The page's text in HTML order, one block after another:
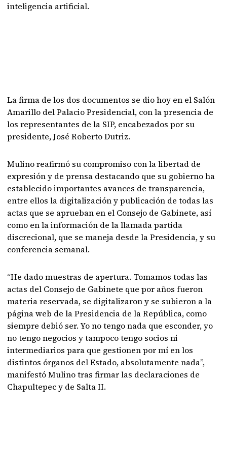
inteligencia artificial.
La firma de los dos documentos se dio hoy en el Salón
Amarillo del Palacio Presidencial, con la presencia de
los representantes de la SIP, encabezados por su
presidente, José Roberto Dutriz.
Mulino reafirmó su compromiso con la libertad de
expresión y de prensa destacando que su gobierno ha
establecido importantes avances de transparencia,
entre ellos la digitalización y publicación de todas las
actas que se aprueban en el Consejo de Gabinete, así
como en la información de la llamada partida
discrecional, que se maneja desde la Presidencia, y su
conferencia semanal.
“He dado muestras de apertura. Tomamos todas las
actas del Consejo de Gabinete que por años fueron
materia reservada, se digitalizaron y se subieron a la
página web de la Presidencia de la República, como
siempre debió ser. Yo no tengo nada que esconder, yo
no tengo negocios y tampoco tengo socios ni
intermediarios para que gestionen por mí en los
distintos órganos del Estado, absolutamente nada”,
manifestó Mulino tras firmar las declaraciones de
Chapultepec y de Salta II.